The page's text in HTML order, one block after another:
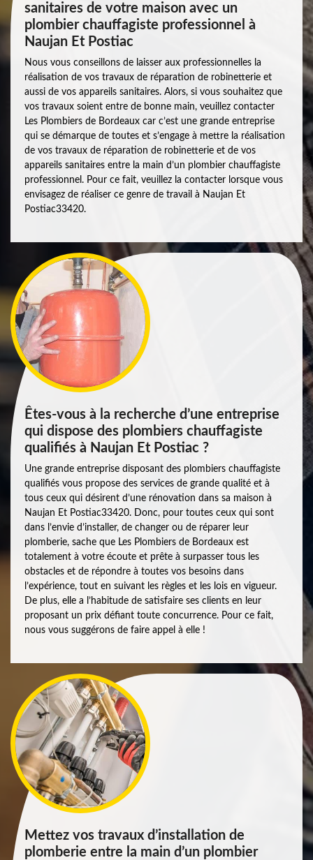
sanitaires de votre maison avec un
plombier chauffagiste professionnel à
Naujan Et Postiac
Nous vous conseillons de laisser aux professionnelles la
réalisation de vos travaux de réparation de robinetterie et
aussi de vos appareils sanitaires. Alors, si vous souhaitez que
vos travaux soient entre de bonne main, veuillez contacter
Les Plombiers de Bordeaux car c’est une grande entreprise
qui se démarque de toutes et s’engage à mettre la réalisation
de vos travaux de réparation de robinetterie et de vos
appareils sanitaires entre la main d’un plombier chauffagiste
professionnel. Pour ce fait, veuillez la contacter lorsque vous
envisagez de réaliser ce genre de travail à Naujan Et
Postiac33420.
Êtes-vous à la recherche d’une entreprise
qui dispose des plombiers chauffagiste
qualifiés à Naujan Et Postiac ?
Une grande entreprise disposant des plombiers chauffagiste
qualifiés vous propose des services de grande qualité et à
tous ceux qui désirent d’une rénovation dans sa maison à
Naujan Et Postiac33420. Donc, pour toutes ceux qui sont
dans l’envie d’installer, de changer ou de réparer leur
plomberie, sache que Les Plombiers de Bordeaux est
totalement à votre écoute et prête à surpasser tous les
obstacles et de répondre à toutes vos besoins dans
l’expérience, tout en suivant les règles et les lois en vigueur.
De plus, elle a l’habitude de satisfaire ses clients en leur
proposant un prix défiant toute concurrence. Pour ce fait,
nous vous suggérons de faire appel à elle !
Mettez vos travaux d’installation de
plomberie entre la main d’un plombier